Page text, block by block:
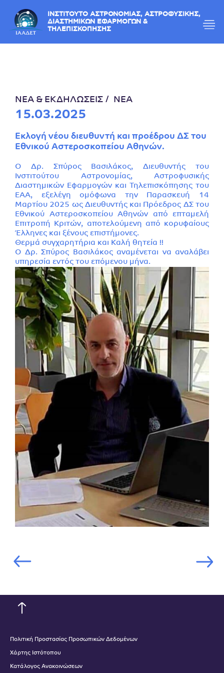
ΙΝΣΤΙΤΟΥΤΟ ΑΣΤΡΟΝΟΜΙΑΣ, ΑΣΤΡΟΦΥΣΙΚΗΣ,
ΔΙΑΣΤΗΜΙΚΩΝ ΕΦΑΡΜΟΓΩΝ &
ΤΗΛΕΠΙΣΚΟΠΗΣΗΣ
ΝΕΑ & ΕΚΔΗΛΩΣΕΙΣ ΝΕΑ
15.03.2025
Εκλογή νέου διευθυντή και προέδρου ΔΣ του
Εθνικού Αστεροσκοπείου Αθηνών.
O Δρ. Σπύρος Βασιλάκος, Διευθυντής του
Ινστιτούτου Αστρονομίας, Αστροφυσικής
Διαστημικών Εφαρμογών και Τηλεπισκόπησης του
ΕΑΑ, εξελέγη ομόφωνα την Παρασκευή 14
Μαρτίου 2025 ως Διευθυντής και Πρόεδρος ΔΣ του
Εθνικού Αστεροσκοπείου Αθηνών από επταμελή
Επιτροπή Κριτών, αποτελούμενη από κορυφαίους
Έλληνες και ξένους επιστήμονες.
Θερμά συγχαρητήρια και Καλή θητεία !!
Ο Δρ. Σπύρος Βασιλάκος αναμένεται να αναλάβει
υπηρεσία εντός του επόμενου μήνα.
Πολιτική Προστασίας Προσωπικών Δεδομένων
Χάρτης Ιστότοπου
Κατάλογος Ανακοινώσεων